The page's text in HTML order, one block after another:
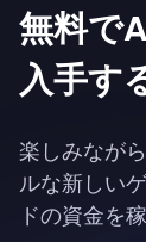
無料で
入手す
楽しみなが
ルな新しい
ドの資金を